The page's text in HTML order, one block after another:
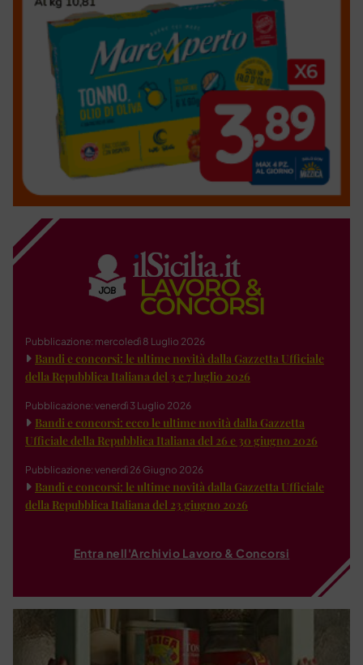
Pubblicazione: mercoledì 8 Luglio 2026
Bandi e concorsi: le ultime novità dalla Gazzetta Ufficiale
della Repubblica Italiana del 3 e 7 luglio 2026
Pubblicazione: venerdì 3 Luglio 2026
Bandi e concorsi: ecco le ultime novità dalla Gazzetta
Ufficiale della Repubblica Italiana del 26 e 30 giugno 2026
Pubblicazione: venerdì 26 Giugno 2026
Bandi e concorsi: le ultime novità dalla Gazzetta Ufficiale
della Repubblica Italiana del 23 giugno 2026
Entra nell'Archivio Lavoro & Concorsi